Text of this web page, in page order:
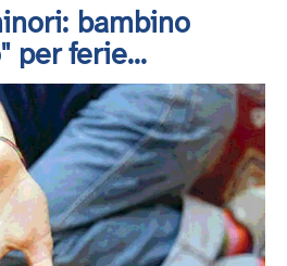
bambino
per ferie...